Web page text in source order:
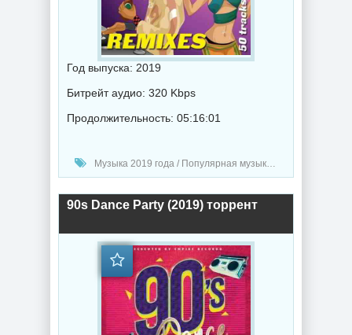
Год выпуска: 2019
Битрейт аудио: 320 Kbps
Продолжительность: 05:16:01
Музыка 2019 года / Популярная музыка / Ретро музыка / Диско музыка
90s Dance Party (2019) торрент